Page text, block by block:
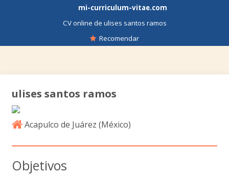
mi-curriculum-vitae.com
CV online de ulises santos ramos
Recomendar
ulises santos ramos
Acapulco de Juárez (México)
Objetivos